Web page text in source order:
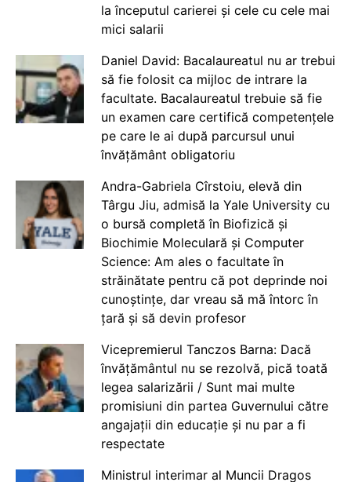
la începutul carierei și cele cu cele mai
mici salarii
Daniel David: Bacalaureatul nu ar trebui
să fie folosit ca mijloc de intrare la
facultate. Bacalaureatul trebuie să fie
un examen care certifică competențele
pe care le ai după parcursul unui
învățământ obligatoriu
Andra-Gabriela Cîrstoiu, elevă din
Târgu Jiu, admisă la Yale University cu
o bursă completă în Biofizică și
Biochimie Moleculară și Computer
Science: Am ales o facultate în
străinătate pentru că pot deprinde noi
cunoștințe, dar vreau să mă întorc în
țară și să devin profesor
Vicepremierul Tanczos Barna: Dacă
învățământul nu se rezolvă, pică toată
legea salarizării / Sunt mai multe
promisiuni din partea Guvernului către
angajații din educație și nu par a fi
respectate
Ministrul interimar al Muncii Dragos